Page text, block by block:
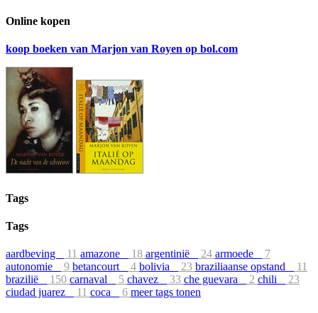
Online kopen
koop boeken van Marjon van Royen op bol.com
Tags
Tags
aardbeving 11 amazone 18 argentinië 24 armoede
7
autonomie
9 betancourt 4 bolivia 23 braziliaanse opstand
11
brazilië
150 carnaval 5 chavez 33 che guevara 2 chili
23
ciudad juarez
11 coca 6 meer tags tonen